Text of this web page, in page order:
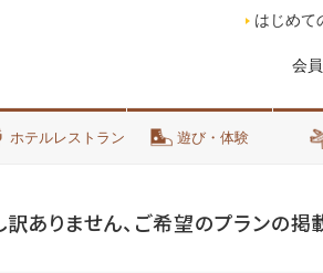
会
はじめて
ホテルレストラン 遊び・体験
ありません、ご希望のプランの掲